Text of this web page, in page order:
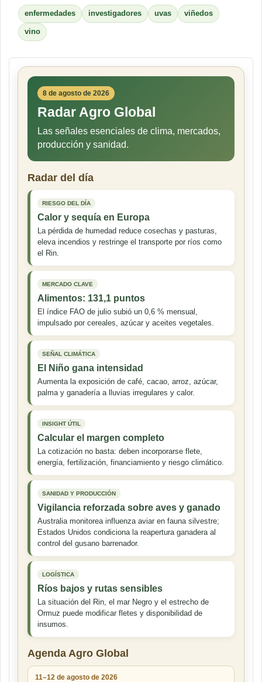
enfermedades investigadores uvas viñedos
vino
8 de agosto de 2026
Radar Agro Global
Las señales esenciales de clima, mercados,
producción y sanidad.
Radar del día
RIESGO DEL DÍA
Calor y sequía en Europa
La pérdida de humedad reduce cosechas y pasturas,
eleva incendios y restringe el transporte por ríos como
el Rin.
MERCADO CLAVE
Alimentos: 131,1 puntos
El índice FAO de julio subió un 0,6 % mensual,
impulsado por cereales, azúcar y aceites vegetales.
SEÑAL CLIMÁTICA
El Niño gana intensidad
Aumenta la exposición de café, cacao, arroz, azúcar,
palma y ganadería a lluvias irregulares y calor.
INSIGHT ÚTIL
Calcular el margen completo
La cotización no basta: deben incorporarse flete,
energía, fertilización, financiamiento y riesgo climático.
SANIDAD Y PRODUCCIÓN
Vigilancia reforzada sobre aves y ganado
Australia monitorea influenza aviar en fauna silvestre;
Estados Unidos condiciona la reapertura ganadera al
control del gusano barrenador.
LOGÍSTICA
Ríos bajos y rutas sensibles
La situación del Rin, el mar Negro y el estrecho de
Ormuz puede modificar fletes y disponibilidad de
insumos.
Agenda Agro Global
11–12 de agosto de 2026